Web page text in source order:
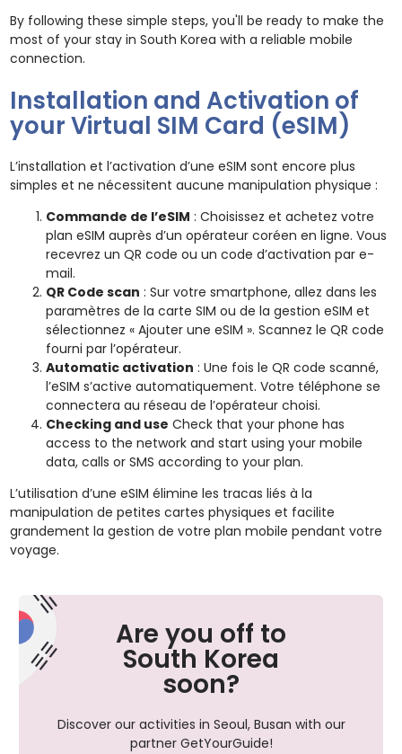
By following these simple steps, you'll be ready to make the
most of your stay in South Korea with a reliable mobile
connection.
Installation and Activation of
your Virtual SIM Card (eSIM)
L’installation et l’activation d’une eSIM sont encore plus
simples et ne nécessitent aucune manipulation physique :
Commande de l’eSIM : Choisissez et achetez votre
plan eSIM auprès d’un opérateur coréen en ligne. Vous
recevrez un QR code ou un code d’activation par e-
mail.
QR Code scan : Sur votre smartphone, allez dans les
paramètres de la carte SIM ou de la gestion eSIM et
sélectionnez « Ajouter une eSIM ». Scannez le QR code
fourni par l’opérateur.
Automatic activation : Une fois le QR code scanné,
l’eSIM s’active automatiquement. Votre téléphone se
connectera au réseau de l’opérateur choisi.
Checking and use Check that your phone has
access to the network and start using your mobile
data, calls or SMS according to your plan.
L’utilisation d’une eSIM élimine les tracas liés à la
manipulation de petites cartes physiques et facilite
grandement la gestion de votre plan mobile pendant votre
voyage.
Are you off to
South Korea
soon?
Discover our activities in Seoul, Busan with our
partner GetYourGuide!